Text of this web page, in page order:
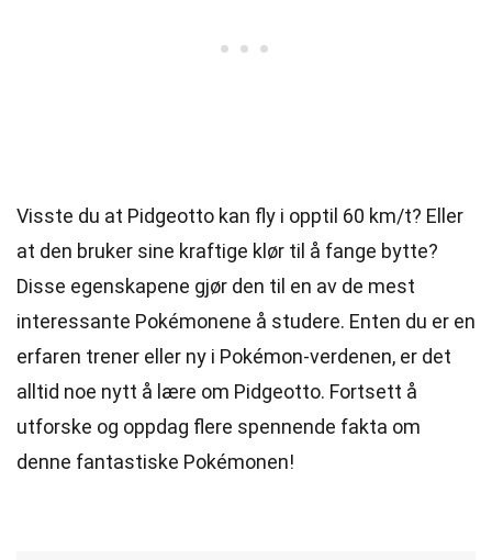
Visste du at Pidgeotto kan fly i opptil 60 km/t? Eller
at den bruker sine kraftige klør til å fange bytte?
Disse egenskapene gjør den til en av de mest
interessante Pokémonene å studere. Enten du er en
erfaren trener eller ny i Pokémon-verdenen, er det
alltid noe nytt å lære om Pidgeotto. Fortsett å
utforske og oppdag flere spennende fakta om
denne fantastiske Pokémonen!